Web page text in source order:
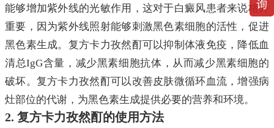
能够增加紫外线的光敏作用，这对于白癜风患者来说格外
重要，因为紫外线照射能够刺激黑色素细胞的活性，促进
黑色素生成。复方卡力孜然酊可以抑制体液免疫，降低血
清总IgG含量，减少黑素细胞抗体，从而减少黑素细胞的
破坏。复方卡力孜然酊可以改善皮肤微循环血流，增强病
灶部位的代谢，为黑色素生成提供必要的营养和环境。
2. 复方卡力孜然酊的使用方法